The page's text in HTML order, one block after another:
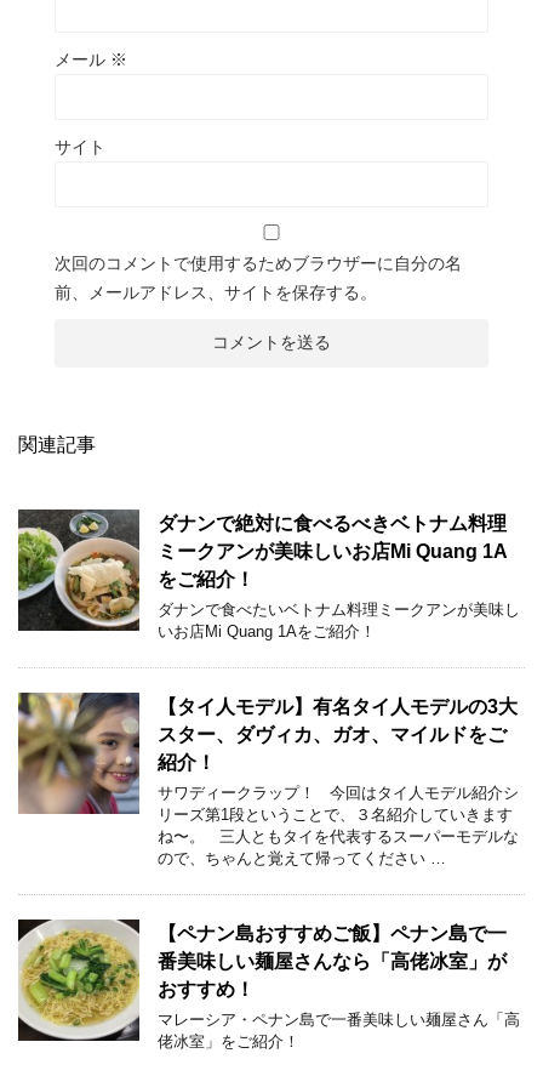
メール ※
サイト
次回のコメントで使用するためブラウザーに自分の名
前、メールアドレス、サイトを保存する。
関連記事
ダナンで絶対に食べるべきベトナム料理
ミークアンが美味しいお店Mi Quang 1A
をご紹介！
ダナンで食べたいベトナム料理ミークアンが美味し
いお店Mi Quang 1Aをご紹介！
【タイ人モデル】有名タイ人モデルの3大
スター、ダヴィカ、ガオ、マイルドをご
紹介！
サワディークラップ！ 今回はタイ人モデル紹介シ
リーズ第1段ということで、３名紹介していきます
ね〜。 三人ともタイを代表するスーパーモデルな
ので、ちゃんと覚えて帰ってください …
【ペナン島おすすめご飯】ペナン島で一
番美味しい麺屋さんなら「高佬冰室」が
おすすめ！
マレーシア・ペナン島で一番美味しい麺屋さん「高
佬冰室」をご紹介！